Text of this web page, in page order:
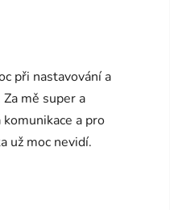
při nastavování a
mě super a
a pro
už moc nevidí.